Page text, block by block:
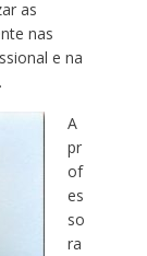
as
nas
e na
A
pr
of
es
so
ra